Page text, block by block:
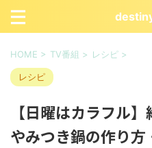
HOME > TV番組 > レシピ >
レシピ
【日曜はカラフル
やみつき鍋の作り